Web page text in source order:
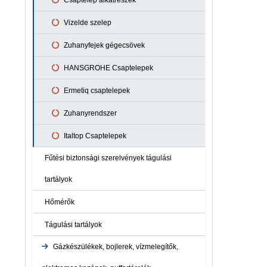
Vizelde szelep
Zuhanyfejek gégecsövek
HANSGROHE Csaptelepek
Ermetiq csaptelepek
Zuhanyrendszer
Italtop Csaptelepek
Fűtési biztonsági szerelvények tágulási
tartályok
Hőmérők
Tágulási tartályok
Gázkészülékek, bojlerek, vízmelegítők,